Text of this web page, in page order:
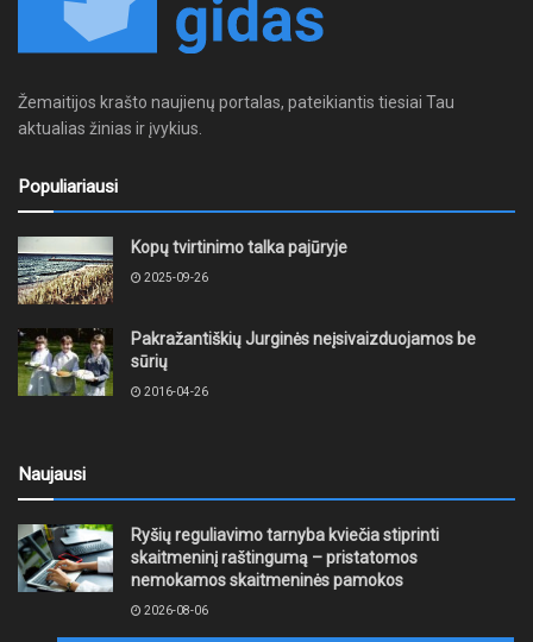
Žemaitijos krašto naujienų portalas, pateikiantis tiesiai Tau
aktualias žinias ir įvykius.
Populiariausi
Kopų tvirtinimo talka pajūryje
2025-09-26
Pakražantiškių Jurginės neįsivaizduojamos be
sūrių
2016-04-26
Naujausi
Ryšių reguliavimo tarnyba kviečia stiprinti
skaitmeninį raštingumą – pristatomos
nemokamos skaitmeninės pamokos
2026-08-06